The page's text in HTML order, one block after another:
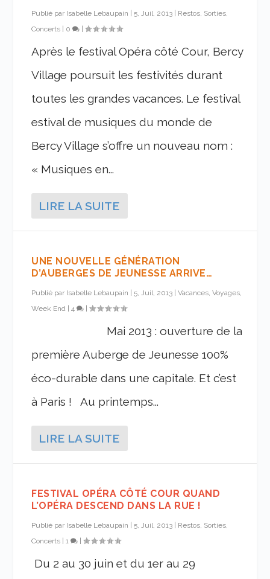
Publié par Isabelle Lebaupain |5, Juil, 2013 | Restos, Sorties,
Concerts | 0 |
Après le festival Opéra côté Cour, Bercy
Village poursuit les festivités durant
toutes les grandes vacances. Le festival
estival de musiques du monde de
Bercy Village s’offre un nouveau nom :
« Musiques en...
LIRE LA SUITE
UNE NOUVELLE GÉNÉRATION
D’AUBERGES DE JEUNESSE ARRIVE…
Publié par Isabelle Lebaupain |5, Juil, 2013 |Vacances, Voyages,
Week End |4 |
Mai 2013 : ouverture de la
première Auberge de Jeunesse 100%
éco-durable dans une capitale. Et c’est
à Paris ! Au printemps...
LIRE LA SUITE
FESTIVAL OPÉRA CÔTÉ COUR QUAND
L’OPÉRA DESCEND DANS LA RUE !
Publié par Isabelle Lebaupain |5, Juil, 2013 | Restos, Sorties,
Concerts |1 |
Du 2 au 30 juin et du 1er au 29